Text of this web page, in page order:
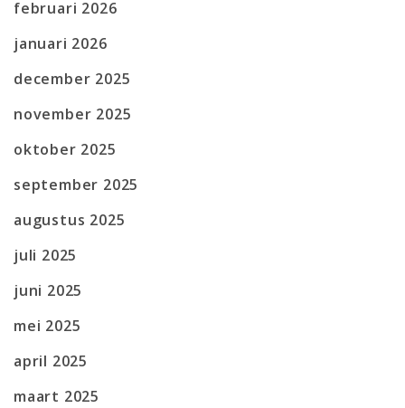
februari 2026
januari 2026
december 2025
november 2025
oktober 2025
september 2025
augustus 2025
juli 2025
juni 2025
mei 2025
april 2025
maart 2025